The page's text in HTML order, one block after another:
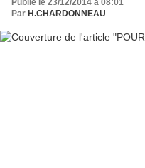
Publié le 23/12/2014 à 08:01
Par H.CHARDONNEAU